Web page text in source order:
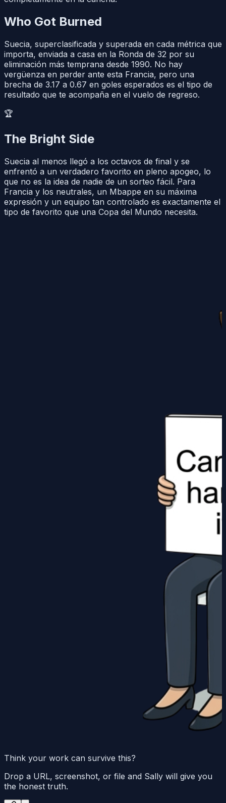
Who Got Burned
Suecia, superclasificada y superada en cada métrica que
importa, enviada a casa en la Ronda de 32 por su
eliminación más temprana desde 1990. No hay
vergüenza en perder ante esta Francia, pero una
brecha de 3.17 a 0.67 en goles esperados es el tipo de
resultado que te acompaña en el vuelo de regreso.
🏆
The Bright Side
Suecia al menos llegó a los octavos de final y se
enfrentó a un verdadero favorito en pleno apogeo, lo
que no es la idea de nadie de un sorteo fácil. Para
Francia y los neutrales, un Mbappe en su máxima
expresión y un equipo tan controlado es exactamente el
tipo de favorito que una Copa del Mundo necesita.
Think your work can survive this?
Drop a URL, screenshot, or file and Sally will give you
the honest truth.